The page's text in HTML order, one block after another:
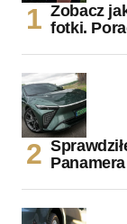
Zobacz
fotki.